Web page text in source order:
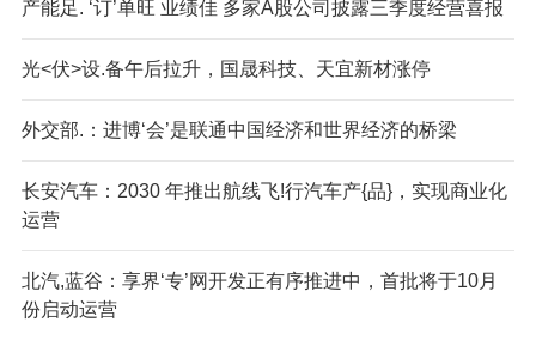
产能足. ‘订’单旺 业绩佳 多家A股公司披露三季度经营喜报
光<伏>设.备午后拉升，国晟科技、天宜新材涨停
外交部.：进博‘会’是联通中国经济和世界经济的桥梁
长安汽车：2030 年推出航线飞!行汽车产{品}，实现商业化
运营
北汽,蓝谷：享界‘专’网开发正有序推进中，首批将于10月
份启动运营